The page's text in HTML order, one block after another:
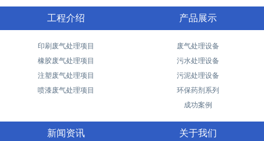
工程介绍
印刷废气处理项目
橡胶废气处理项目
注塑废气处理项目
喷漆废气处理项目
产品展示
废气处理设备
污水处理设备
污泥处理设备
环保药剂系列
成功案例
新闻资讯 关于我们